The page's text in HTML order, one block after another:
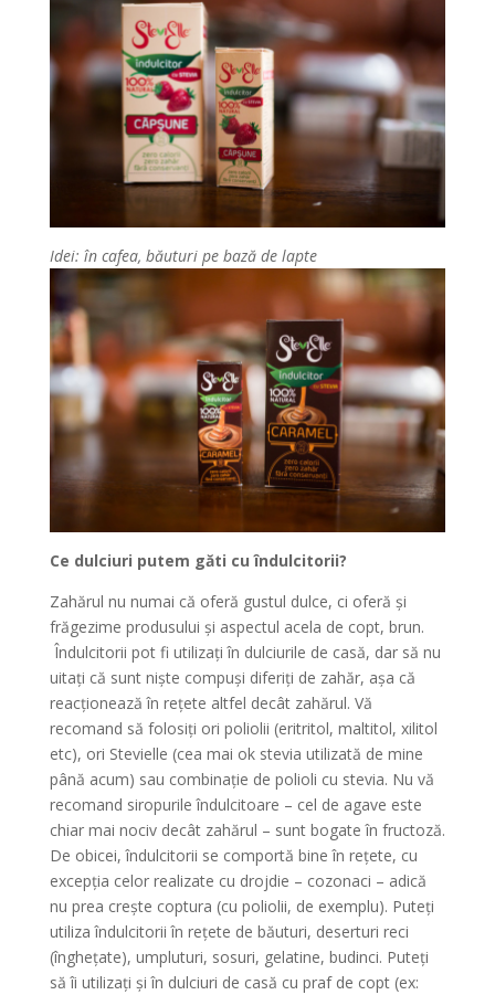
Idei: în cafea, băuturi pe bază de lapte
Ce dulciuri putem găti cu îndulcitorii?
Zahărul nu numai că oferă gustul dulce, ci oferă și
frăgezime produsului și aspectul acela de copt, brun.
Îndulcitorii pot fi utilizați în dulciurile de casă, dar să nu
uitați că sunt niște compuși diferiți de zahăr, așa că
reacționează în rețete altfel decât zahărul. Vă
recomand să folosiți ori poliolii (eritritol, maltitol, xilitol
etc), ori Stevielle (cea mai ok stevia utilizată de mine
până acum) sau combinație de polioli cu stevia. Nu vă
recomand siropurile îndulcitoare – cel de agave este
chiar mai nociv decât zahărul – sunt bogate în fructoză.
De obicei, îndulcitorii se comportă bine în rețete, cu
excepția celor realizate cu drojdie – cozonaci – adică
nu prea crește coptura (cu poliolii, de exemplu). Puteți
utiliza îndulcitorii în rețete de băuturi, deserturi reci
(înghețate), umpluturi, sosuri, gelatine, budinci. Puteți
să îi utilizați și în dulciuri de casă cu praf de copt (ex: